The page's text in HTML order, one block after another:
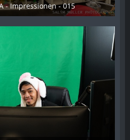
- Impressionen - 015